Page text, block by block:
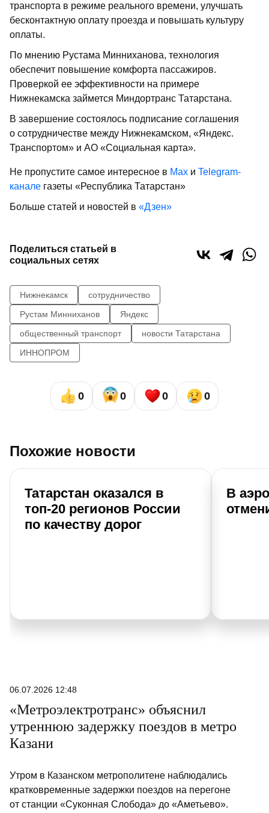
транспорта в режиме реального времени, улучшать
бесконтактную оплату проезда и повышать культуру
оплаты.
По мнению Рустама Минниханова, технология
обеспечит повышение комфорта пассажиров.
Проверкой ее эффективности на примере
Нижнекамска займется Миндортранс Татарстана.
В завершение состоялось подписание соглашения
о сотрудничестве между Нижнекамском, «Яндекс.
Транспортом» и АО «Социальная карта».
Не пропустите самое интересное в Max и Telegram-
канале газеты «Республика Татарстан»
Больше статей и новостей в «Дзен»
Поделиться статьей в
социальных сетях
Нижнекамск
сотрудничество
Рустам Минниханов
Яндекс
общественный транспорт
новости Татарстана
ИННОПРОМ
0 0 0 0
Похожие новости
Татарстан оказался в
топ-20 регионов России
по качеству дорог
В
06.07.2026 12:48
«Метроэлектротранс» объяснил
утреннюю задержку поездов в метро
Казани
Утром в Казанском метрополитене наблюдались
кратковременные задержки поездов на перегоне
от станции «Суконная Слобода» до «Аметьево».